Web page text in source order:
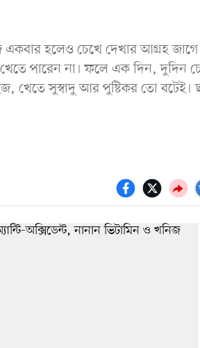
একবার হলেও চেখে দেখার আগ্রহ
পারেন না। ফলে এক দিন, দুদিন
খেতে সুস্বাদু আর পুষ্টিকর তো বটেই।